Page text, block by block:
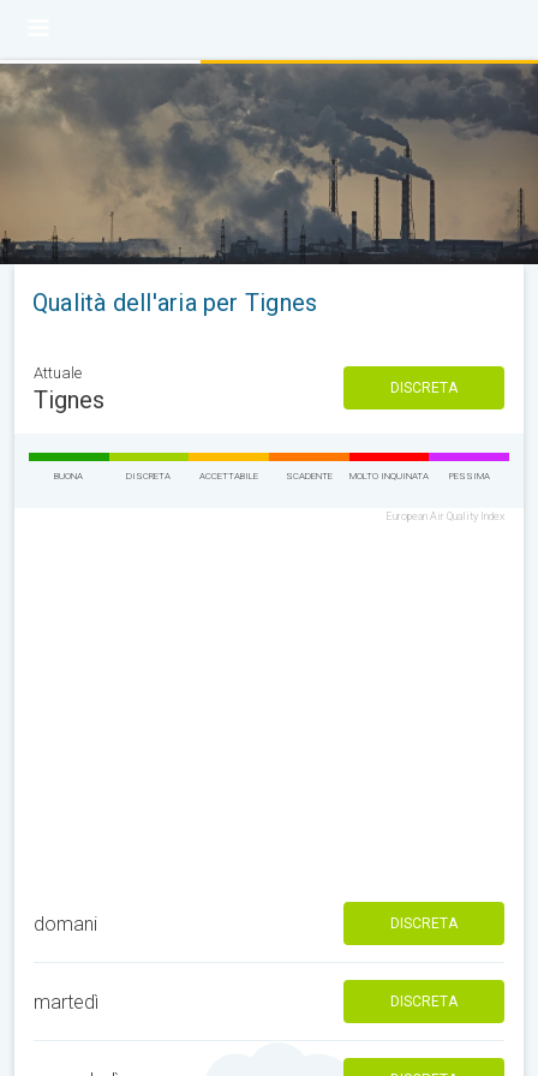
Qualità dell'aria per Tignes
Attuale
Tignes DISCRETA
BUONA DISCRETA ACCETTABILE SCADENTE MOLTO INQUINATA PESSIMA
European Air Quality Index
domani DISCRETA
martedì DISCRETA